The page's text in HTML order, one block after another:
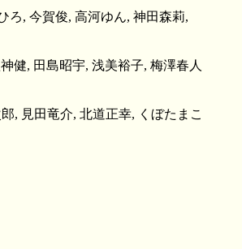
ろ, 今賀俊, 高河ゆん, 神田森莉,
健, 田島昭宇, 浅美裕子, 梅澤春人
, 見田竜介, 北道正幸, くぼたまこ